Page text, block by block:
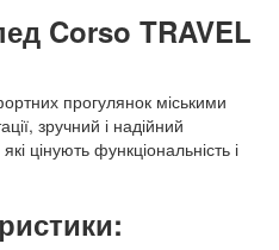
Corso TRAVEL
прогулянок міськими
зручний і надійний
цінують функціональність і